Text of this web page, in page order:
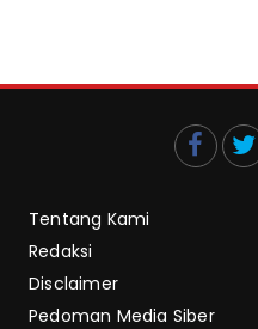
Tentang Kami
Redaksi
Disclaimer
Pedoman Media Siber